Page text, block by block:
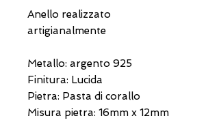
Anello realizzato
artigianalmente
Metallo: argento 925
Finitura: Lucida
Pietra: Pasta di corallo
Misura pietra: 16mm x 12mm